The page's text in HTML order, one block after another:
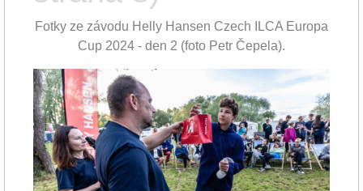
Fotky ze závodu Helly Hansen Czech ILCA Europa
Cup 2024 - den 2 (foto Petr Čepela).